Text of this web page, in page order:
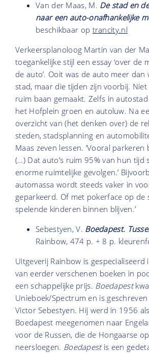
Van der Maas, M. De stad en
naar een auto-onafhankelijke
beschikbaar op trancity.nl
Verkeersplanoloog Martin van der
toegankelijke stijl een essay ‘over de
de auto’. Ooit was de auto meer dan
stad, maar die tijden zijn voorbij.
ruim baan gemaakt. Zelfs in
het Hofplein groen en autoluw. Na
overzicht van (het denken over) de
steden, stadsplanning en
Maas zeven lessen. ‘Vooral parkeren
(…) Dat auto’s ruim 95% van hun tijd
enorme ruimtelijke gevolgen.’
automassa wordt steeds vaker in
geparkeerd. Of met pokerface op de
spelende kinderen binnen blijven.’
Sebestyen, V. Boedapest.
Rainbow, 474 p. + 8 p.
Uitgeverij Rainbow is
van eerder verschenen boeken in
een schappelijke prijs. Boedapest
Unieboek/Spectrum en is
Victor Sebestyen. Hij werd in 1956
Boedapest meegenomen naar
voor de Russen, die de Hongaarse
neersloegen. Boedapestis een